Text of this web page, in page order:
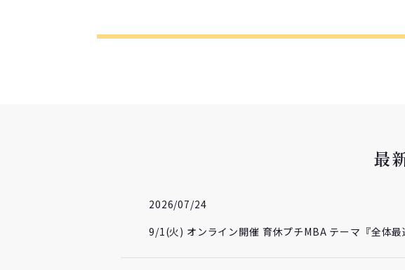
最
2026/07/24
9/1(火) オンライン開催 育休プチMBA テーマ『全体最